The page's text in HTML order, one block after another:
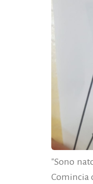
"Sono
Comincia